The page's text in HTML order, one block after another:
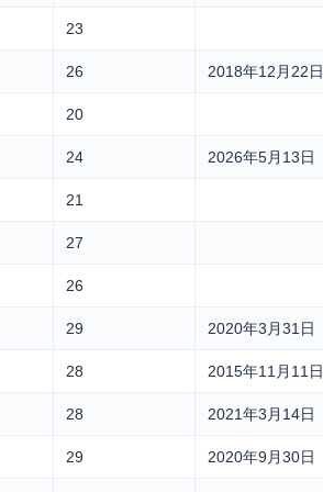
23
26 2018年12月22日
20
24 2026年5月13日
21
27
26
29 2020年3月31日
28 2015年11月11日
28 2021年3月14日
29 2020年9月30日